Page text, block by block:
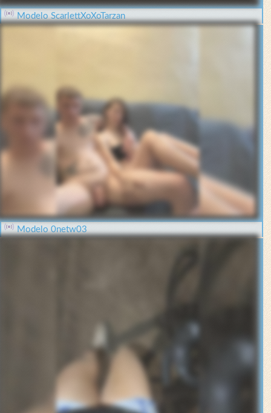
Modelo ScarlettXoXoTarzan
Modelo 0netw03